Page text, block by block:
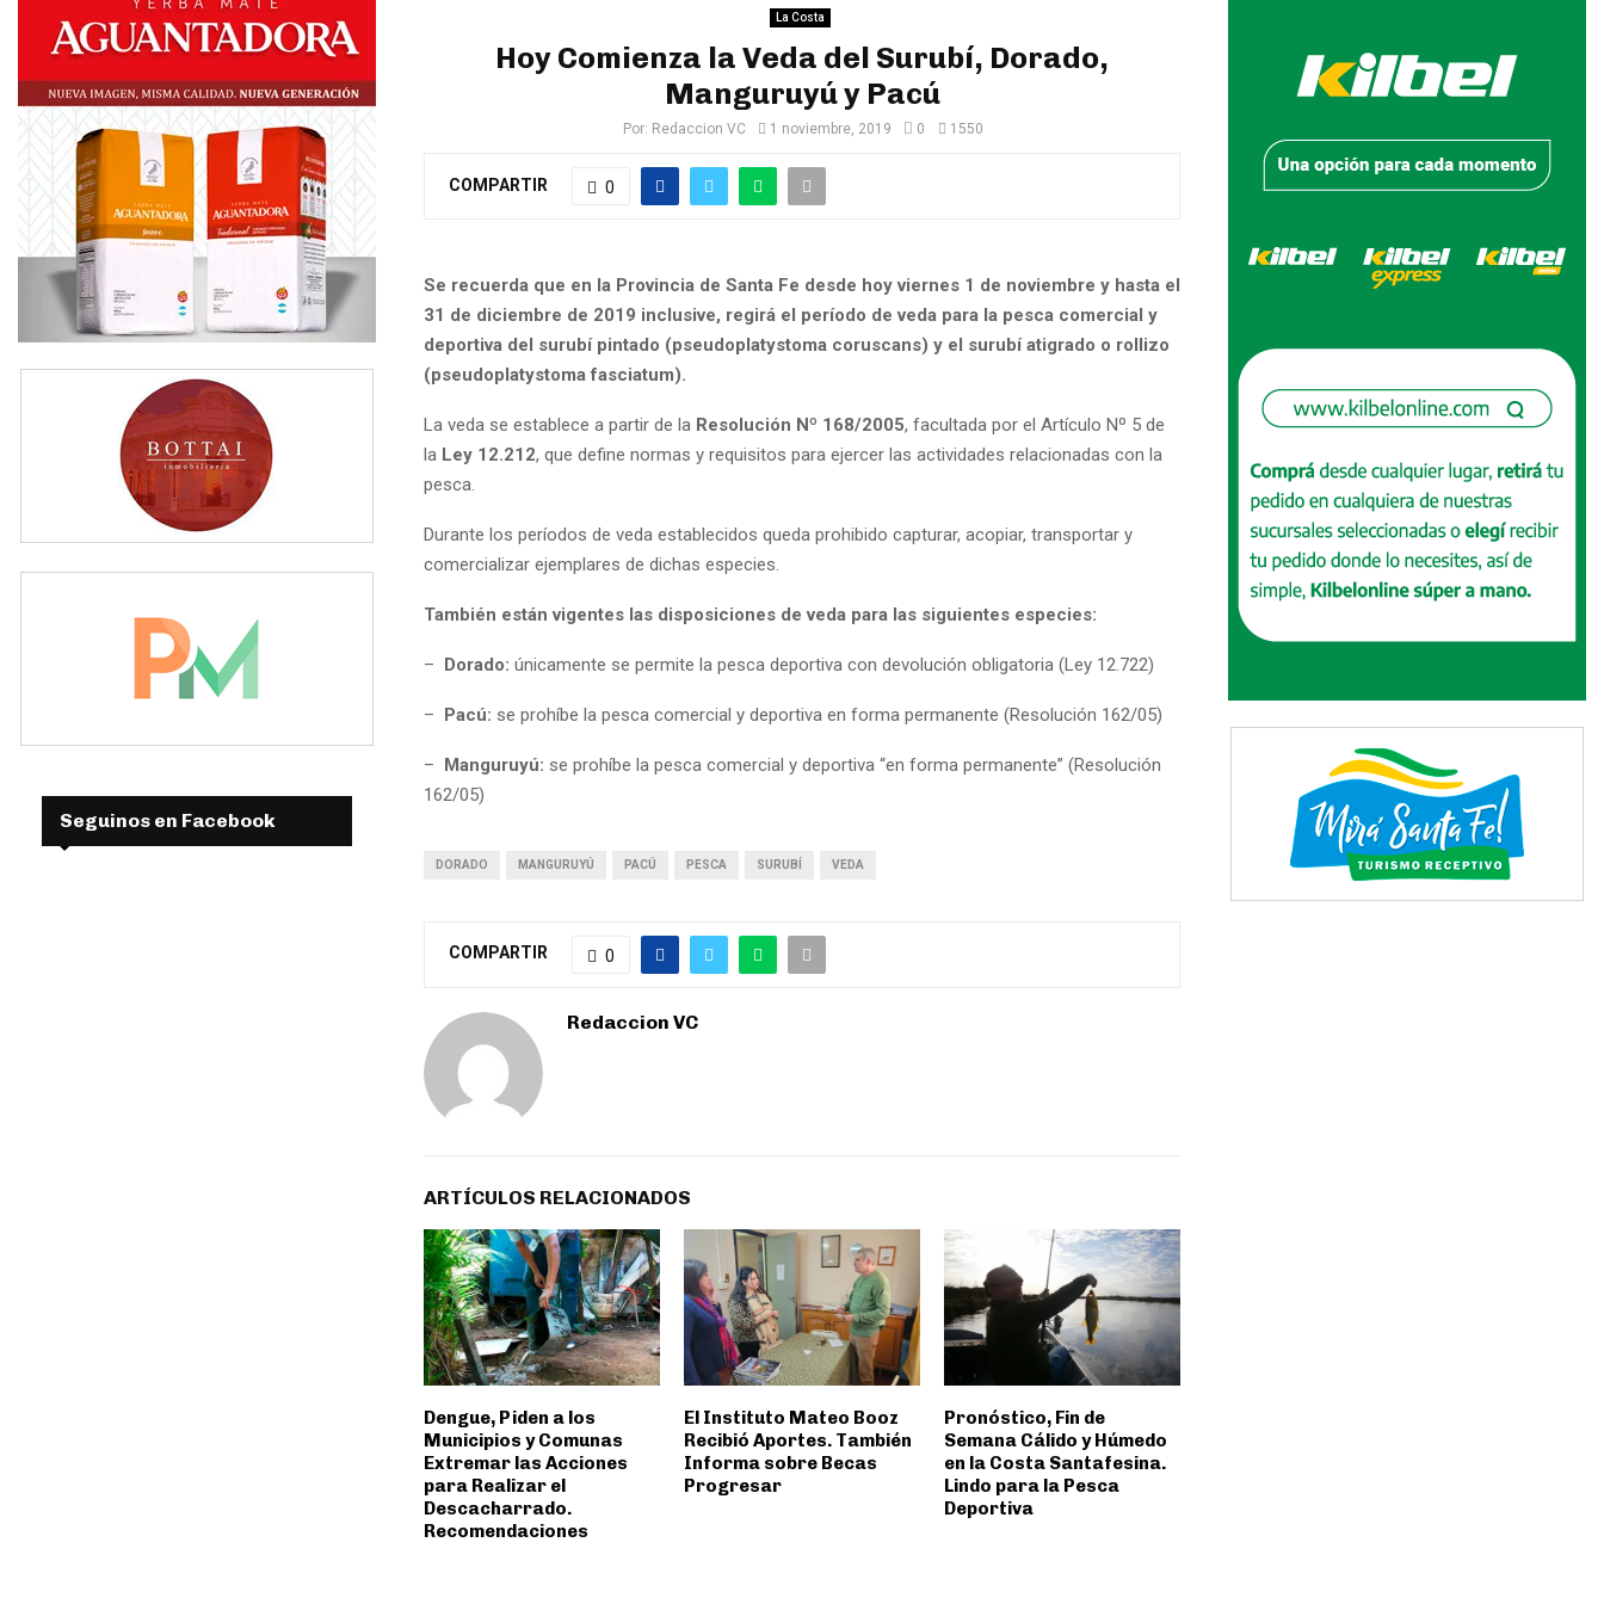
La Costa
Hoy Comienza la Veda del Surubí, Dorado,
Manguruyú y Pacú
Por: Redaccion VC 1 noviembre, 2019 0 1550
COMPARTIR 0
Se recuerda que en la Provincia de Santa Fe desde hoy viernes 1 de noviembre y hasta el
31 de diciembre de 2019 inclusive, regirá el período de veda para la pesca comercial y
deportiva del surubí pintado (pseudoplatystoma coruscans) y el surubí atigrado o rollizo
(pseudoplatystoma fasciatum).
La veda se establece a partir de la Resolución Nº 168/2005, facultada por el Artículo Nº 5 de
la Ley 12.212, que define normas y requisitos para ejercer las actividades relacionadas con la
pesca.
Durante los períodos de veda establecidos queda prohibido capturar, acopiar, transportar y
comercializar ejemplares de dichas especies.
También están vigentes las disposiciones de veda para las siguientes especies:
– Dorado: únicamente se permite la pesca deportiva con devolución obligatoria (Ley 12.722)
– Pacú: se prohíbe la pesca comercial y deportiva en forma permanente (Resolución 162/05)
– Manguruyú: se prohíbe la pesca comercial y deportiva “en forma permanente” (Resolución
162/05)
DORADO MANGURUYÚ PACÚ PESCA SURUBÍ VEDA
COMPARTIR 0
Redaccion VC
ARTÍCULOS RELACIONADOS
Dengue, Piden a los
Municipios y Comunas
Extremar las Acciones
para Realizar el
Descacharrado.
Recomendaciones
El Instituto Mateo Booz
Recibió Aportes. También
Informa sobre Becas
Progresar
Pronóstico, Fin de
Semana Cálido y Húmedo
en la Costa Santafesina.
Lindo para la Pesca
Deportiva
Seguinos en Facebook